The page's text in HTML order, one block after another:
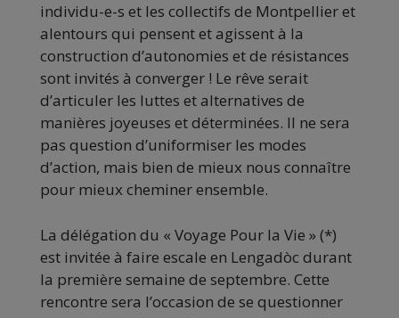
individu-e-s et les collectifs de Montpellier et
alentours qui pensent et agissent à la
construction d’autonomies et de résistances
sont invités à converger ! Le rêve serait
d’articuler les luttes et alternatives de
manières joyeuses et déterminées. Il ne sera
pas question d’uniformiser les modes
d’action, mais bien de mieux nous connaître
pour mieux cheminer ensemble.
La délégation du « Voyage Pour la Vie » (*)
est invitée à faire escale en Lengadòc durant
la première semaine de septembre. Cette
rencontre sera l’occasion de se questionner